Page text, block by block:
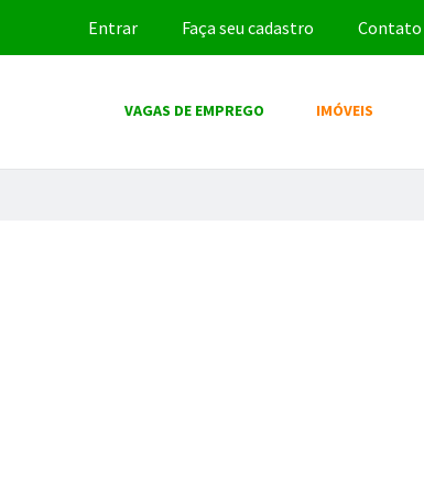
Entrar Faça seu cadastro Contato
VAGAS DE EMPREGO IMÓVEIS